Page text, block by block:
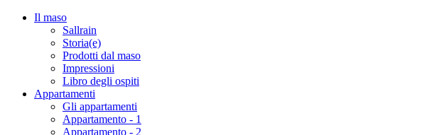
Il maso
Sallrain
Storia(e)
Prodotti dal maso
Impressioni
Libro degli ospiti
Appartamenti
Gli appartamenti
Appartamento - 1
Appartamento - 2